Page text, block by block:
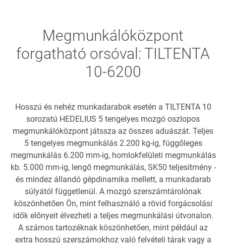
Megmunkálóközpont
forgatható orsóval: TILTENTA
10-6200
Hosszú és nehéz munkadarabok esetén a TILTENTA 10
sorozatú HEDELIUS 5 tengelyes mozgó oszlopos
megmunkálóközpont játssza az összes aduászát. Teljes
5 tengelyes megmunkálás 2.200 kg-ig, függőleges
megmunkálás 6.200 mm-ig, homlokfelületi megmunkálás
kb. 5.000 mm-ig, lengő megmunkálás, SK50 teljesítmény -
és mindez állandó gépdinamika mellett, a munkadarab
súlyától függetlenül. A mozgó szerszámtárolónak
köszönhetően Ön, mint felhasználó a rövid forgácsolási
idők előnyeit élvezheti a teljes megmunkálási útvonalon.
A számos tartozéknak köszönhetően, mint például az
extra hosszú szerszámokhoz való felvételi tárak vagy a